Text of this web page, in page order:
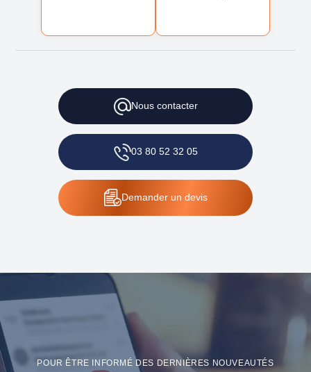
Nouscontacter
03 80 52 32 05
Demanderun devis
POUR ÊTRE INFORMÉ DES DERNIÈRES NOUVEAUTÉS